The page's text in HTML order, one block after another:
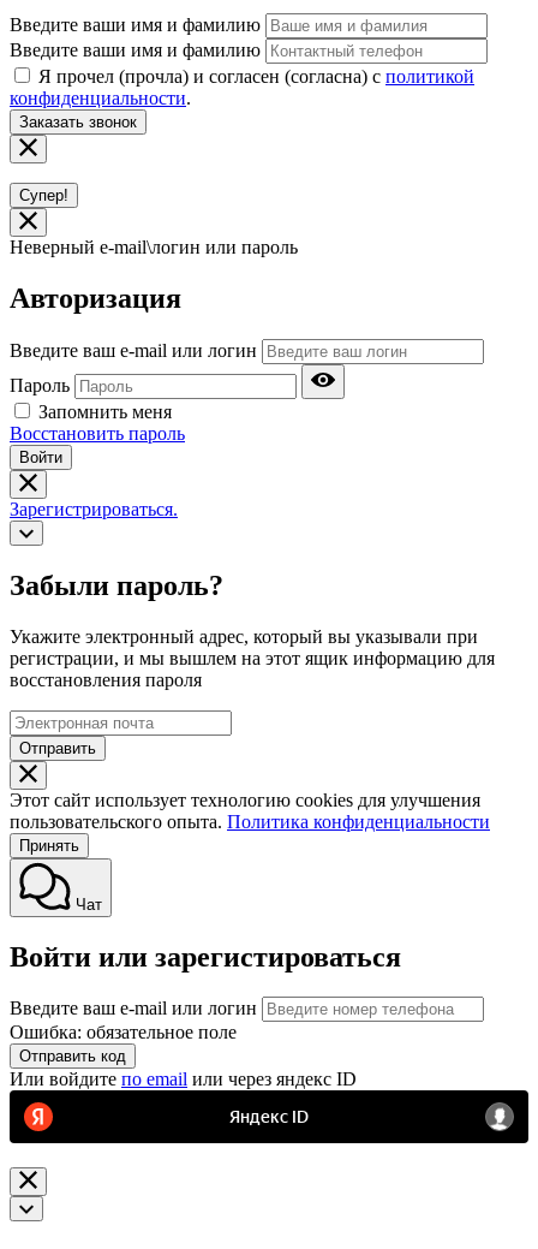
Введите ваши имя и фамилию
Введите ваши имя и фамилию
Я прочел (прочла) и согласен (согласна) с политикой
конфиденциальности.
Заказать звонок
Супер!
Неверный e-mail\логин или пароль
Авторизация
Введите ваш e-mail или логин
Пароль
Запомнить меня
Восстановить пароль
Войти
Зарегистрироваться.
Забыли пароль?
Укажите электронный адрес, который вы указывали при
регистрации, и мы вышлем на этот ящик информацию для
восстановления пароля
Отправить
Этот сайт использует технологию cookies для улучшения
пользовательского опыта. Политика конфиденциальности
Принять
Чат
Войти или зарегистироваться
Введите ваш e-mail или логин
Ошибка: обязательное поле
Отправить код
Или войдите по email или через яндекс ID